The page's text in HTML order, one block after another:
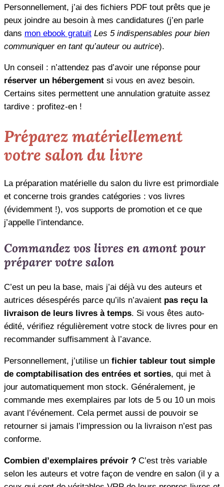
Personnellement, j’ai des fichiers PDF tout prêts que je
peux joindre au besoin à mes candidatures (j’en parle
dans mon ebook gratuit Les 5 indispensables pour bien
communiquer en tant qu’auteur ou autrice).
Un conseil : n’attendez pas d’avoir une réponse pour
réserver un hébergement si vous en avez besoin.
Certains sites permettent une annulation gratuite assez
tardive : profitez-en !
Préparez matériellement
votre salon du livre
La préparation matérielle du salon du livre est primordiale
et concerne trois grandes catégories : vos livres
(évidemment !), vos supports de promotion et ce que
j’appelle l’intendance.
Commandez vos livres en amont pour
préparer votre salon
C’est un peu la base, mais j’ai déjà vu des auteurs et
autrices désespérés parce qu’ils n’avaient pas reçu la
livraison de leurs livres à temps. Si vous êtes auto-
édité, vérifiez régulièrement votre stock de livres pour en
recommander suffisamment à l’avance.
Personnellement, j’utilise un fichier tableur tout simple
de comptabilisation des entrées et sorties, qui met à
jour automatiquement mon stock. Généralement, je
commande mes exemplaires par lots de 5 ou 10 un mois
avant l’événement. Cela permet aussi de pouvoir se
retourner si jamais l’impression ou la livraison n’est pas
conforme.
Combien d’exemplaires prévoir ? C’est très variable
selon les auteurs et votre façon de vendre en salon (il y a